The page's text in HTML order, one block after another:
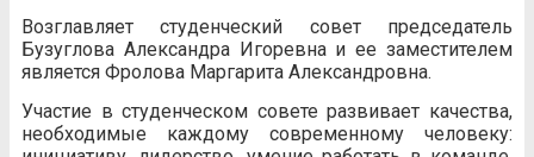
Возглавляет студенческий совет председатель
Бузуглова Александра Игоревна и ее заместителем
является Фролова Маргарита Александровна.
Участие в студенческом совете развивает качества,
необходимые каждому современному человеку: